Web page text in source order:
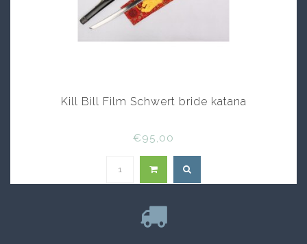
Kill Bill Film Schwert bride katana
€95,00